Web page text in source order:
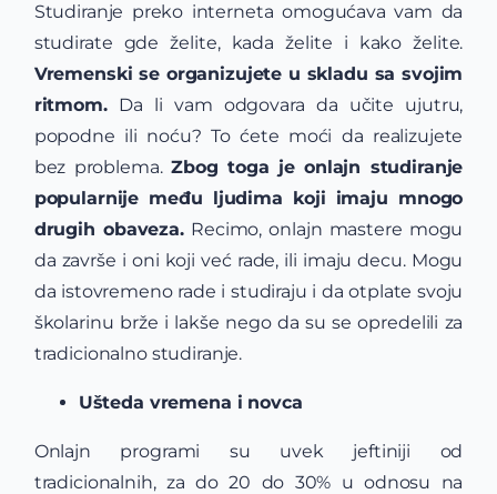
Studiranje preko interneta omogućava vam da
studirate gde želite, kada želite i kako želite.
Vremenski se organizujete u skladu sa svojim
ritmom.Da li vam odgovara da učite ujutru,
popodne ili noću? To ćete moći da realizujete
bez problema. Zbog toga je onlajn studiranje
popularnije među ljudima koji imaju mnogo
drugih obaveza.Recimo, onlajn mastere mogu
da završe i oni koji već rade, ili imaju decu. Mogu
da istovremeno rade i studiraju i da otplate svoju
školarinu brže i lakše nego da su se opredelili za
tradicionalno studiranje.
Ušteda vremena i novca
Onlajn programi su uvek jeftiniji od
tradicionalnih, za do 20 do 30% u odnosu na